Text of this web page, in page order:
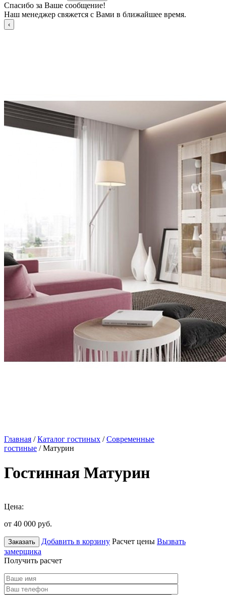
Спасибо за Ваше сообщение!
Наш менеджер свяжется с Вами в ближайшее время.
Главная /Каталог гостиных /Современные
гостиные / Матурин
Гостинная Матурин
Цена:
от 40 000 руб.
Заказать Добавить в корзину Расчет цены Вызвать
замерщика
Получить расчет